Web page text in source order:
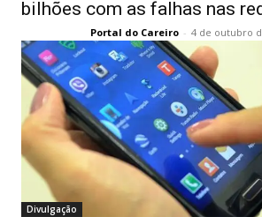
bilhões com as falhas nas
Portal do Careiro - 4 de outubro
Divulgação